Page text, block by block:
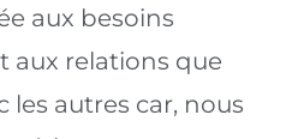
aux besoins
aux relations que
les autres car, nous